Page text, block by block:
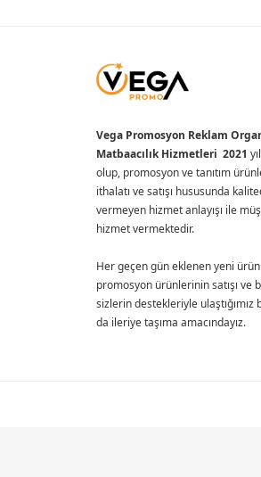
Vega Promosyon Reklam
Matbaacılık Hizmetleri 2021
olup, promosyon ve tanıtım
ithalatı ve satışı hususunda
vermeyen hizmet anlayışı ile
hizmet vermektedir.
Her geçen gün eklenen yeni
promosyon ürünlerinin satışı ve
sizlerin destekleriyle ulaştığımız
da ileriye taşıma amacındayız.